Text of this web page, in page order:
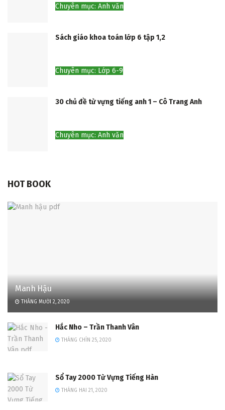
Chuyên mục: Anh văn
Sách giáo khoa toán lớp 6 tập 1,2
Chuyên mục: Lớp 6-9
30 chủ đề từ vựng tiếng anh 1 – Cô Trang Anh
Chuyên mục: Anh văn
HOT BOOK
Manh Hậu
THÁNG MƯỜI 2, 2020
Hắc Nho – Trần Thanh Vân
THÁNG CHÍN 25, 2020
Sổ Tay 2000 Từ Vựng Tiếng Hàn
THÁNG HAI 21, 2020